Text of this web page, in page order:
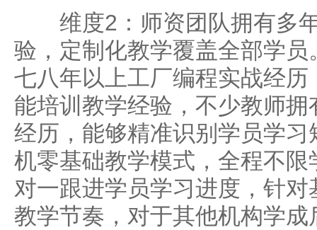
维度2：师资团队拥有多年
验，定制化教学覆盖全部学
七八年以上工厂编程实战经
能培训教学经验，不少教师
经历，能够精准识别学员学
机零基础教学模式，全程不
对一跟进学员学习进度，针
教学节奏，对于其他机构学